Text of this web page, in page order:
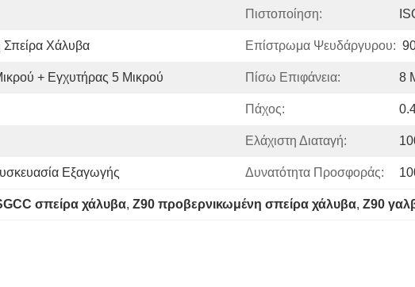
Πιστοποίηση:
Σπείρα Χάλυβα Επίστρωμα Ψευδάργυρου:
+ Εγχυτήρας 5 Μικρού Πίσω Επιφάνεια: 8
Πάχος:
Ελάχιστη Διαταγή:
Εξαγωγής Δυνατότητα Προσφοράς:
σπείρα χάλυβα, Z90 προβερνικωμένη σπείρα χάλυβα, Z90